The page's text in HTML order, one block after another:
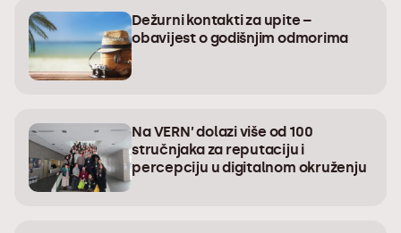
Dežurni kontakti za upite –
obavijest o godišnjim odmorima
Na VERN’ dolazi više od 100
stručnjaka za reputaciju i
percepciju u digitalnom okruženju